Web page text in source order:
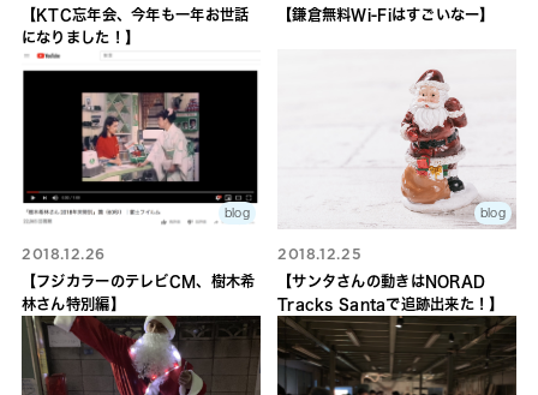
【KTC忘年会、今年も一年お世話
になりました！】
【鎌倉無料Wi-Fiはすごいなー】
blog
2018.12.26
【フジカラーのテレビCM、樹木希
林さん特別編】
blog
2018.12.25
【サンタさんの動きはNORAD
Tracks Santaで追跡出来た！】